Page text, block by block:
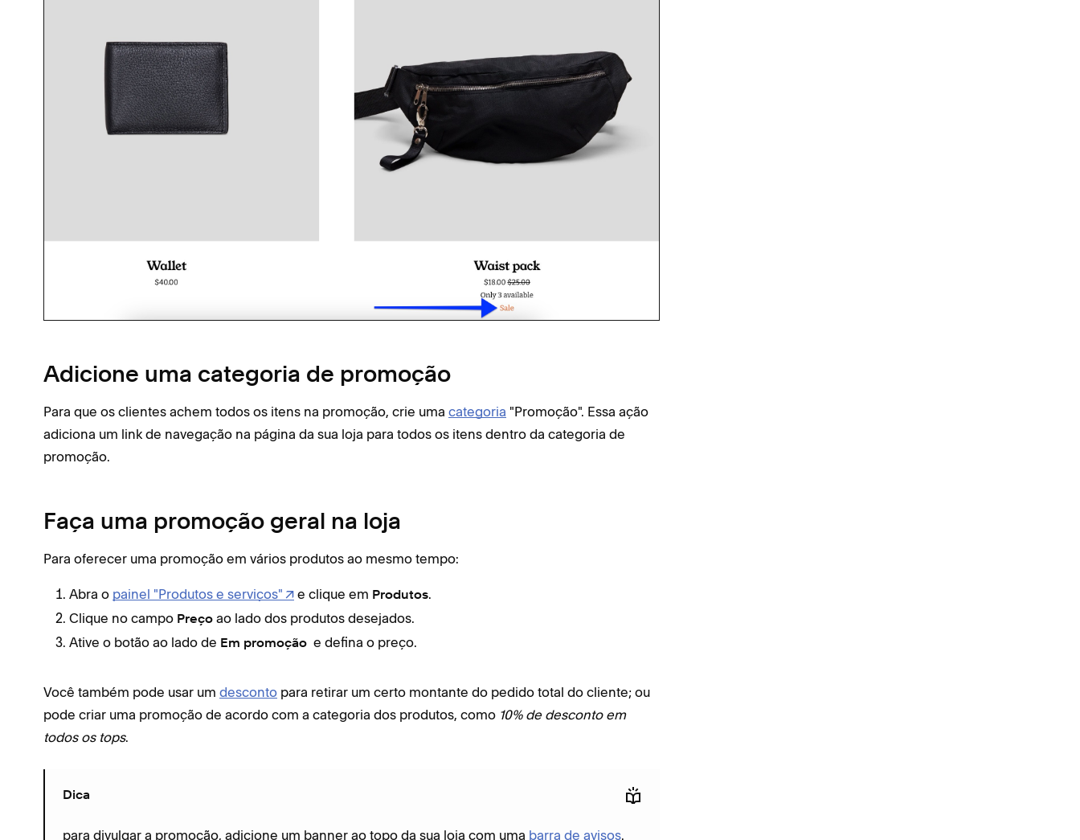
Adicione uma categoria de promoção
Para que os clientes achem todos os itens na promoção, crie uma categoria "Promoção". Essa ação
adiciona um link de navegação na página da sua loja para todos os itens dentro da categoria de
promoção.
Faça uma promoção geral na loja
Para oferecer uma promoção em vários produtos ao mesmo tempo:
Abra o painel "Produtos e serviços" e clique em Produtos.
Clique no campo Preço ao lado dos produtos desejados.
Ative o botão ao lado de Em promoção e defina o preço.
Você também pode usar um desconto para retirar um certo montante do pedido total do cliente; ou
pode criar uma promoção de acordo com a categoria dos produtos, como 10% de desconto em
todos os tops.
Dica
para divulgar a promoção, adicione um banner ao topo da sua loja com uma barra de avisos.